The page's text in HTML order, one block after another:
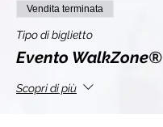
Vendita terminata
Tipo di biglietto
Evento WalkZone®
Scopri di più